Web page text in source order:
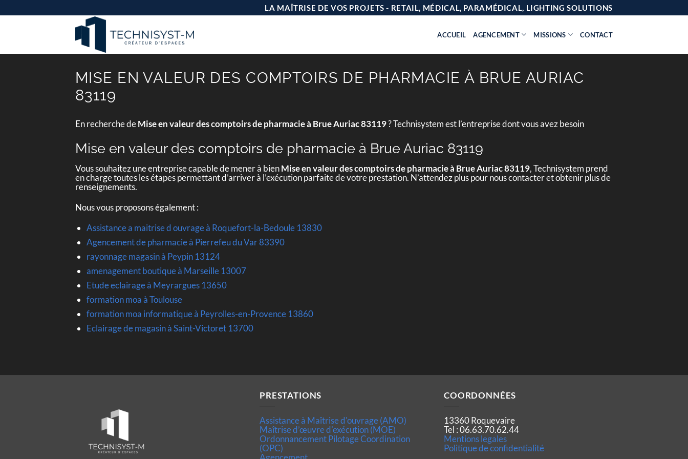
au
LA MAÎTRISE DE VOS PROJETS - RETAIL, MÉDICAL, PARAMÉDICAL, LIGHTING SOLUTIONS
ACCUEIL AGENCEMENT MISSIONS CONTACT
MISE EN VALEUR DES COMPTOIRS DE PHARMACIE À BRUE AURIAC
83119
En recherche deMise en valeur des comptoirs de pharmacie à Brue Auriac 83119? Technisystem est l’entreprise dont vous avez besoin
Mise en valeur des comptoirs de pharmacie à Brue Auriac 83119
Vous souhaitez une entreprise capable de mener à bienMise en valeur des comptoirs de pharmacie à Brue Auriac 83119, Technisystem prend
en charge toutes les étapes permettant d’arriver à l’exécution parfaite de votre prestation. N’attendez plus pour nous contacter et obtenir plus de
renseignements.
Nous vous proposons également :
Assistance a maitrise d ouvrage à Roquefort-la-Bedoule 13830
Agencement de pharmacie à Pierrefeu du Var 83390
rayonnage magasin à Peypin 13124
amenagement boutique à Marseille 13007
Etude eclairage à Meyrargues 13650
formation moa à Toulouse
formation moa informatique à Peyrolles-en-Provence 13860
Eclairage de magasin à Saint-Victoret 13700
PRESTATIONS
Assistance à Maîtrise d'ouvrage (AMO)
Maîtrise d’œuvre d'exécution (MOE)
Ordonnancement Pilotage Coordination
(OPC)
COORDONNÉES
13360 Roquevaire
Tel : 06.63.70.62.44
Mentions legales
Politique de confidentialité